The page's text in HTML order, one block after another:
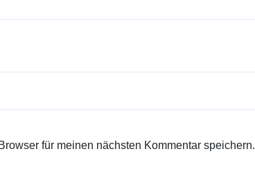
für meinen nächsten Kommentar speichern.